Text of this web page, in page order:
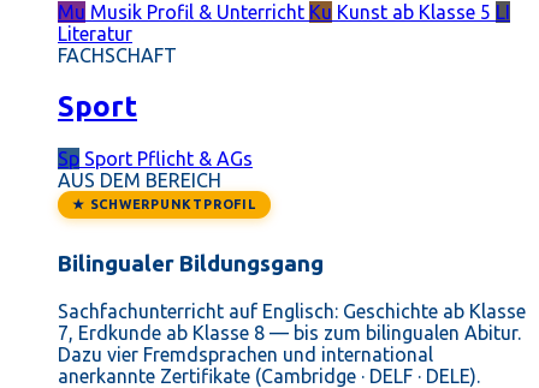
Mu Musik Profil & Unterricht Ku Kunst ab Klasse 5 LI
Literatur
FACHSCHAFT
Sport
Sp Sport Pflicht & AGs
AUS DEM BEREICH
★ SCHWERPUNKTPROFIL
Bilingualer Bildungsgang
Sachfachunterricht auf Englisch: Geschichte ab Klasse
7, Erdkunde ab Klasse 8 — bis zum bilingualen Abitur.
Dazu vier Fremdsprachen und international
anerkannte Zertifikate (Cambridge · DELF · DELE).